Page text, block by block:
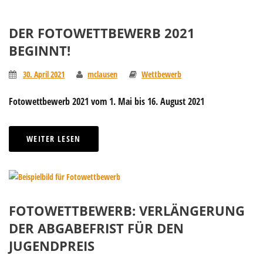
DER FOTOWETTBEWERB 2021
BEGINNT!
30. April 2021 mclausen Wettbewerb
Fotowettbewerb 2021 vom 1. Mai bis 16. August 2021
WEITER LESEN
FOTOWETTBEWERB: VERLÄNGERUNG
DER ABGABEFRIST FÜR DEN
JUGENDPREIS